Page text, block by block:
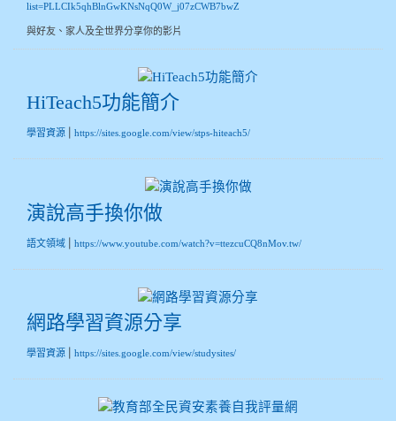
list=PLLCIk5qhBlnGwKNsNqQ0W_j07zCWB7bwZ
與好友、家人及全世界分享你的影片
HiTeach5功能簡介
學習資源 https://sites.google.com/view/stps-hiteach5/
演說高手換你做
語文領域 https://www.youtube.com/watch?v=ttezcuCQ8nMov.tw/
網路學習資源分享
學習資源 https://sites.google.com/view/studysites/